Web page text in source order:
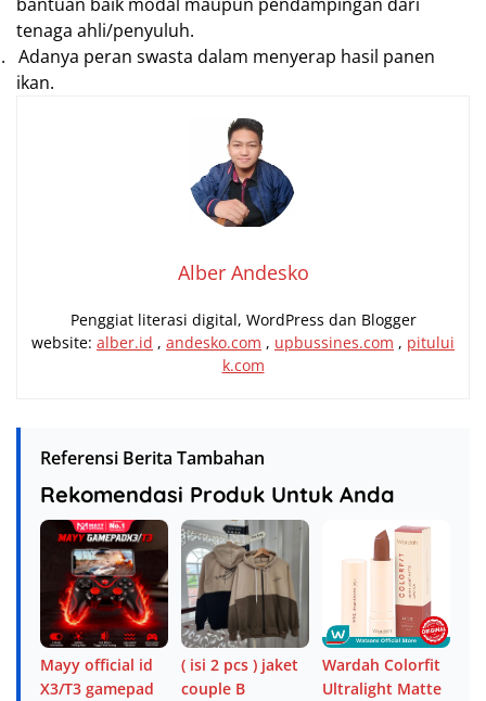
tenaga ahli/penyuluh.
Adanya peran swasta dalam menyerap hasil panen
ikan.
Alber Andesko
Penggiat literasi digital, WordPress dan Blogger
website: alber.id , andesko.com , upbussines.com , pitului
k.com
Referensi Berita Tambahan
Rekomendasi Produk Untuk Anda
Mayy official id
X3/T3 gamepad
( isi 2 pcs ) jaket
couple B
Wardah Colorfit
Ultralight Matte